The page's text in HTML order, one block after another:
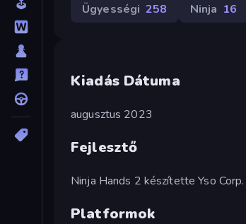
Ügyességi 258 Ninja 16
Kiadás Dátuma
augusztus 2023
Fejlesztő
Ninja Hands 2 készítette Yso Corp.
Platformok